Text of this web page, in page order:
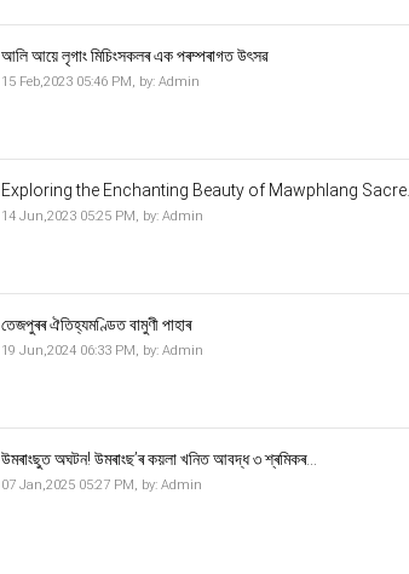
আলি আয়ে লৃগাং মিচিংসকলৰ এক পৰম্পৰাগত উৎসৱ
15 Feb,2023 05:46 PM, by: Admin
Exploring the Enchanting Beauty of Mawphlang Sacre...
14 Jun,2023 05:25 PM, by: Admin
তেজপুৰৰ ঐতিহ্যমণ্ডিত বামুণী পাহাৰ
19 Jun,2024 06:33 PM, by: Admin
উমৰাংছুত অঘটন! উমৰাংছ’ৰ কয়লা খনিত আবদ্ধ ৩ শ্ৰমিকৰ...
07 Jan,2025 05:27 PM, by: Admin